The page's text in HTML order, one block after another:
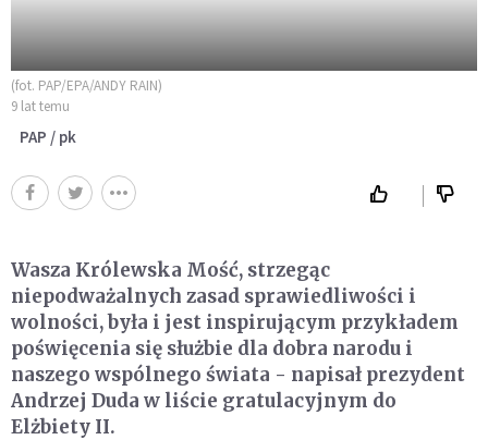
(fot. PAP/EPA/ANDY RAIN)
9 lat temu
PAP / pk
Wasza Królewska Mość, strzegąc
niepodważalnych zasad sprawiedliwości i
wolności, była i jest inspirującym przykładem
poświęcenia się służbie dla dobra narodu i
naszego wspólnego świata - napisał prezydent
Andrzej Duda w liście gratulacyjnym do
Elżbiety II.